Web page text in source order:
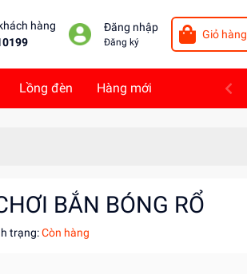
hàng
Đăng nhập
Đăng ký
Giỏ hàng
Lồng đèn Hàng mới
BẮN BÓNG RỔ
trạng:Còn hàng